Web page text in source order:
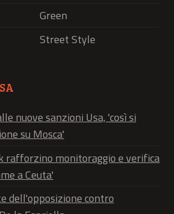
Green
Street Style
nuove sanzioni Usa, 'così si
su Mosca'
rafforzino monitoraggio e verifica
a Ceuta'
dell'opposizione contro